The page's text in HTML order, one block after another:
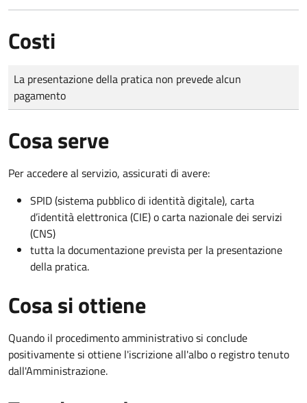
Costi
Tipo di pagamento
Importo
La presentazione della pratica non prevede alcun
pagamento
Cosa serve
Per accedere al servizio, assicurati di avere:
SPID (sistema pubblico di identità digitale), carta
d’identità elettronica (CIE) o carta nazionale dei servizi
(CNS)
tutta la documentazione prevista per la presentazione
della pratica.
Cosa si ottiene
Quando il procedimento amministrativo si conclude
positivamente si ottiene l'iscrizione all'albo o registro tenuto
dall'Amministrazione.